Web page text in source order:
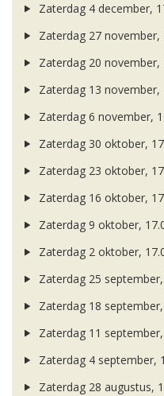
Zaterdag 4 december,
Zaterdag 27 november,
Zaterdag 20 november,
Zaterdag 13 november,
Zaterdag 6 november,
Zaterdag 30 oktober,
Zaterdag 23 oktober,
Zaterdag 16 oktober,
Zaterdag 9 oktober,
Zaterdag 2 oktober,
Zaterdag 25
Zaterdag 18
Zaterdag 11
Zaterdag 4 september,
Zaterdag 28 augustus,